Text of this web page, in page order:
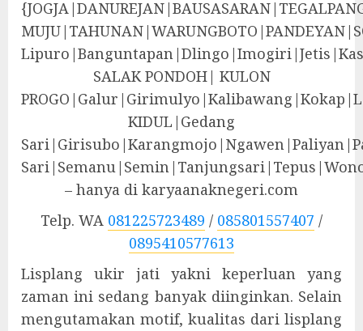
SALAK PONDOH| KULON
KIDUL|Gedang
– hanya di karyaanaknegeri.com
Telp. WA 081225723489 / 085801557407 /
0895410577613
Lisplang ukir jati yakni keperluan yang
zaman ini sedang banyak diinginkan. Selain
mengutamakan motif, kualitas dari lisplang